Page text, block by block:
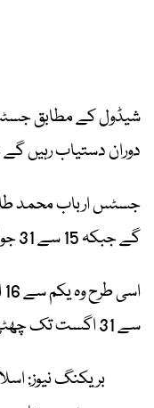
شیڈول کے مطابق
دوران دستیاب رہیں
گے جبکہ 15 سے 31 جولائی تک چھٹی کریں گے۔
سے 31 اگست تک چھٹی پر رہیں گے۔
بریکنگ نیوز: